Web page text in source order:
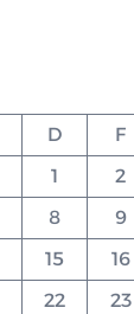
D F
1
2
8 9
15 16
22 23